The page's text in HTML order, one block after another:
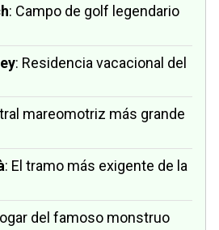
: Campo de golf legendario
: Residencia vacacional del
mareomotriz más grande
: El tramo más exigente de la
del famoso monstruo